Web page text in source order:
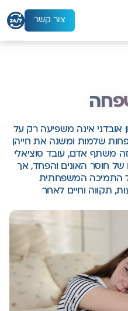
ג
צור קשר
אובדני אינה משפיעה רק על
שלמות ומשנה את חייהן
משתף אדם, עובד סוציאלי
חוסר האונים והפחד, אך
התמיכה המשפחתית
תקווה וחיים לאחר